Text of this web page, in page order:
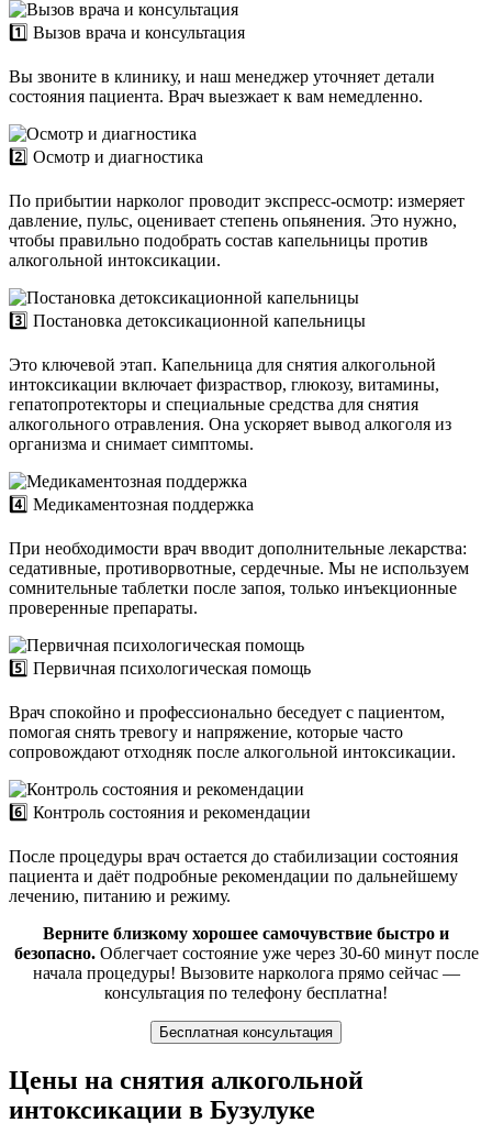
1️⃣ Вызов врача и консультация
Вы звоните в клинику, и наш менеджер уточняет детали
состояния пациента. Врач выезжает к вам немедленно.
2️⃣ Осмотр и диагностика
По прибытии нарколог проводит экспресс-осмотр: измеряет
давление, пульс, оценивает степень опьянения. Это нужно,
чтобы правильно подобрать состав капельницы против
алкогольной интоксикации.
3️⃣ Постановка детоксикационной капельницы
Это ключевой этап. Капельница для снятия алкогольной
интоксикации включает физраствор, глюкозу, витамины,
гепатопротекторы и специальные средства для снятия
алкогольного отравления. Она ускоряет вывод алкоголя из
организма и снимает симптомы.
4️⃣ Медикаментозная поддержка
При необходимости врач вводит дополнительные лекарства:
седативные, противорвотные, сердечные. Мы не используем
сомнительные таблетки после запоя, только инъекционные
проверенные препараты.
5️⃣ Первичная психологическая помощь
Врач спокойно и профессионально беседует с пациентом,
помогая снять тревогу и напряжение, которые часто
сопровождают отходняк после алкогольной интоксикации.
6️⃣ Контроль состояния и рекомендации
После процедуры врач остается до стабилизации состояния
пациента и даёт подробные рекомендации по дальнейшему
лечению, питанию и режиму.
Верните близкому хорошее самочувствие быстро и
безопасно.Облегчает состояние уже через 30-60 минут после
начала процедуры! Вызовите нарколога прямо сейчас —
консультация по телефону бесплатна!
Бесплатная консультация
Цены на снятия алкогольной
интоксикации в Бузулуке